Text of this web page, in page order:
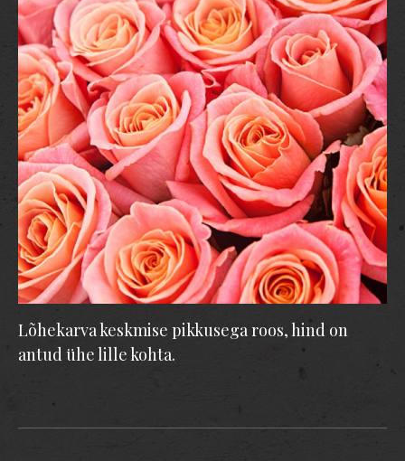
Lõhekarva keskmise pikkusega roos, hind on
antud ühe lille kohta.